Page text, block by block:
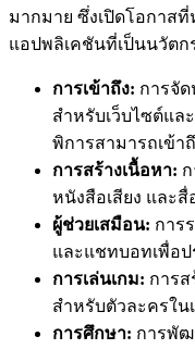
มากมาย ซึ่งเปิดโอกาส
แอปพลิเคชันที่เป็นนวัตก
การเข้าถึง: การจั
สำหรับเว็บไซต์แล
พิการสามารถเข้า
การสร้างเนื้อหา:
หนังสือเสียง และ
ผู้ช่วยเสมือน: การ
และแชทบอทเพื่อ
การเล่นเกม: การส
สำหรับตัวละครใน
การศึกษา: การพัฒ